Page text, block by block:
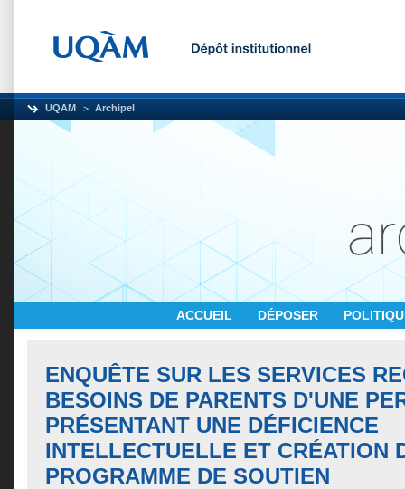
UQAM Archipel
ACCUEIL DÉPOSER
ENQUÊTE SUR LES SERVICES
BESOINS DE PARENTS D'UNE
PRÉSENTANT UNE DÉFICIENCE
INTELLECTUELLE ET CRÉATION
PROGRAMME DE SOUTIEN